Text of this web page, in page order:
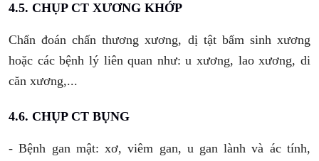
4.5. CHỤP CT XƯƠNG KHỚP
Chẩn đoán chấn thương xương, dị tật bẩm sinh xương
hoặc các bệnh lý liên quan như: u xương, lao xương, di
căn xương,...
4.6. CHỤP CT BỤNG
- Bệnh gan mật: xơ, viêm gan, u gan lành và ác tính,